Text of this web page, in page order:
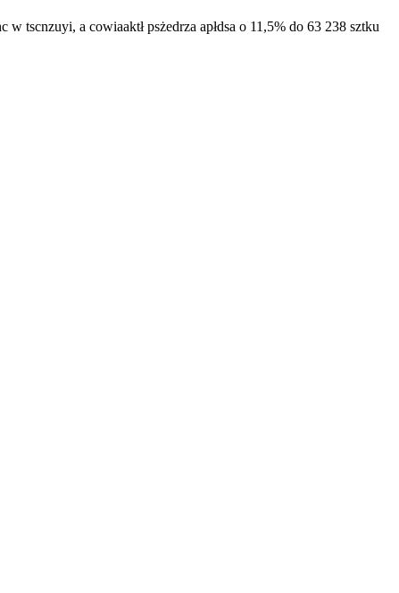
tscnzuyi, a cowiaaktł psżedrza apłdsa o 11,5% do 63 238 sztku